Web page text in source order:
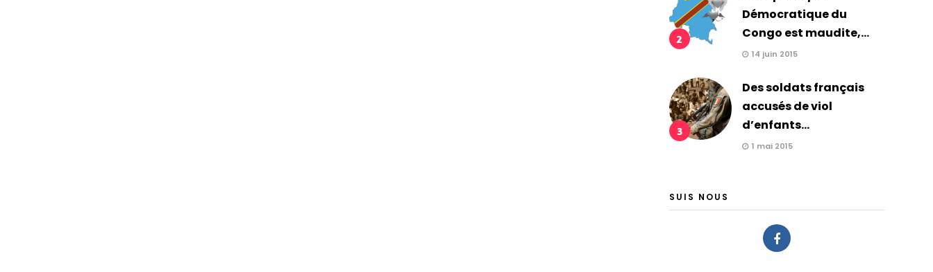
2
Démocratique du
Congo est maudite,...
14 juin 2015
3
Des soldats français
accusés de viol
d’enfants...
1 mai 2015
SUIS NOUS